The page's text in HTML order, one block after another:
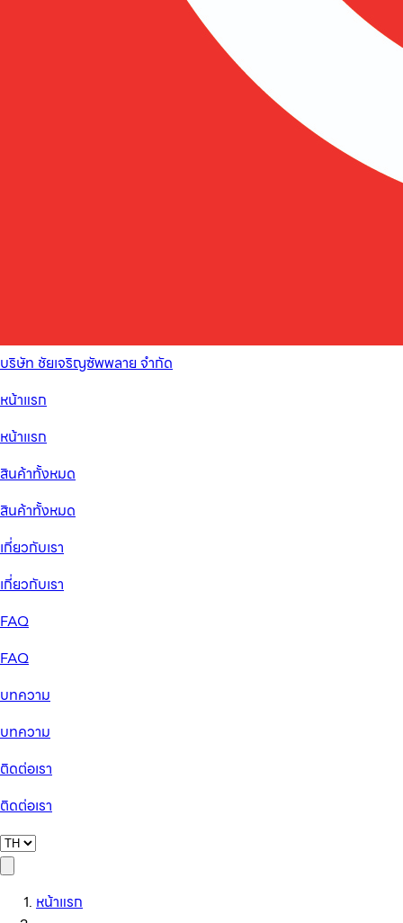
บริษัท ชัยเจริญซัพพลาย จำกัด
หน้าแรก
หน้าแรก
สินค้าทั้งหมด
สินค้าทั้งหมด
เกี่ยวกับเรา
เกี่ยวกับเรา
FAQ
FAQ
บทความ
บทความ
ติดต่อเรา
ติดต่อเรา
หน้าแรก